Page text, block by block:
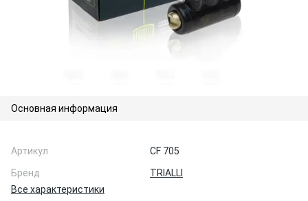
Основная информация
Артикул
CF 705
Бренд
TRIALLI
Все характеристики